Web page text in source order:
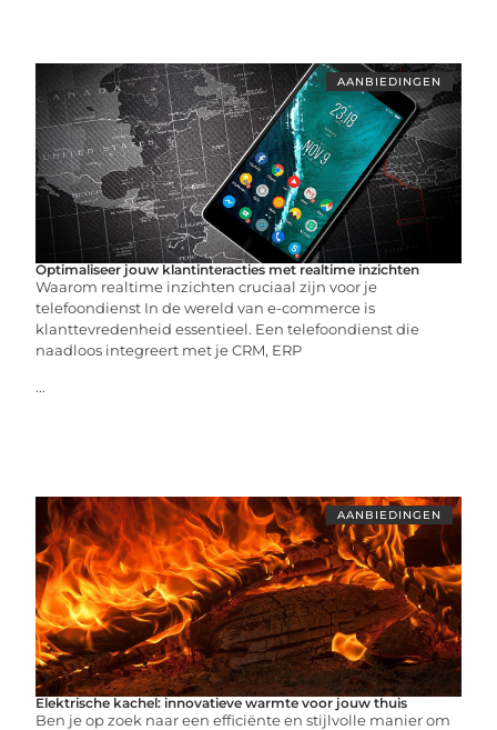
AANBIEDINGEN
Optimaliseer jouw klantinteracties met realtime inzichten
Waarom realtime inzichten cruciaal zijn voor je
telefoondienst In de wereld van e-commerce is
klanttevredenheid essentieel. Een telefoondienst die
naadloos integreert met je CRM, ERP
...
AANBIEDINGEN
Elektrische kachel: innovatieve warmte voor jouw thuis
Ben je op zoek naar een efficiënte en stijlvolle manier om